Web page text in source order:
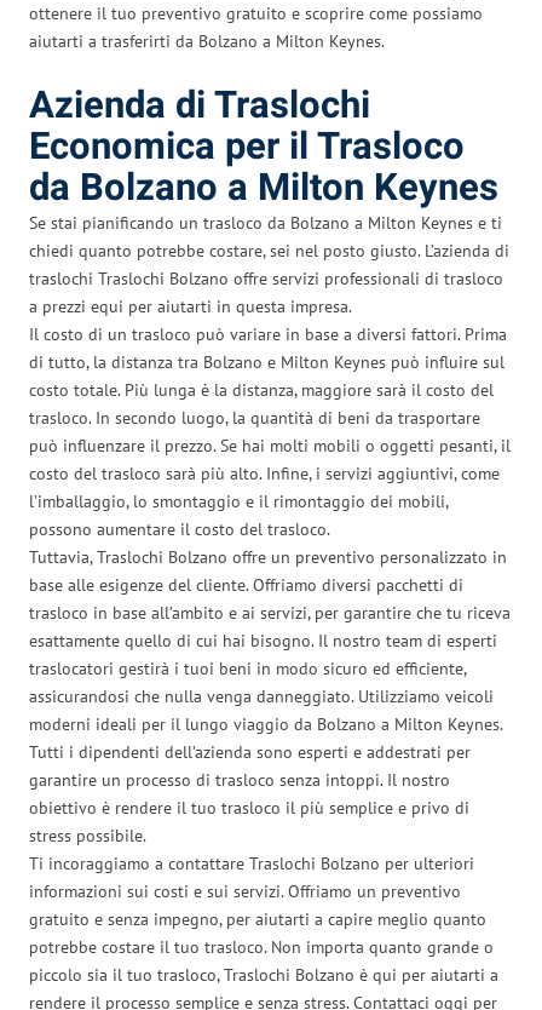
ottenere il tuo preventivo gratuito e scoprire come possiamo
aiutarti a trasferirti da Bolzano a Milton Keynes.
Azienda di Traslochi
Economica per il Trasloco
da Bolzano a Milton Keynes
Se stai pianificando un trasloco da Bolzano a Milton Keynes e ti
chiedi quanto potrebbe costare, sei nel posto giusto. L’azienda di
traslochi Traslochi Bolzano offre servizi professionali di trasloco
a prezzi equi per aiutarti in questa impresa.
Il costo di un trasloco può variare in base a diversi fattori. Prima
di tutto, la distanza tra Bolzano e Milton Keynes può influire sul
costo totale. Più lunga è la distanza, maggiore sarà il costo del
trasloco. In secondo luogo, la quantità di beni da trasportare
può influenzare il prezzo. Se hai molti mobili o oggetti pesanti, il
costo del trasloco sarà più alto. Infine, i servizi aggiuntivi, come
l’imballaggio, lo smontaggio e il rimontaggio dei mobili,
possono aumentare il costo del trasloco.
Tuttavia, Traslochi Bolzano offre un preventivo personalizzato in
base alle esigenze del cliente. Offriamo diversi pacchetti di
trasloco in base all’ambito e ai servizi, per garantire che tu riceva
esattamente quello di cui hai bisogno. Il nostro team di esperti
traslocatori gestirà i tuoi beni in modo sicuro ed efficiente,
assicurandosi che nulla venga danneggiato. Utilizziamo veicoli
moderni ideali per il lungo viaggio da Bolzano a Milton Keynes.
Tutti i dipendenti dell’azienda sono esperti e addestrati per
garantire un processo di trasloco senza intoppi. Il nostro
obiettivo è rendere il tuo trasloco il più semplice e privo di
stress possibile.
Ti incoraggiamo a contattare Traslochi Bolzano per ulteriori
informazioni sui costi e sui servizi. Offriamo un preventivo
gratuito e senza impegno, per aiutarti a capire meglio quanto
potrebbe costare il tuo trasloco. Non importa quanto grande o
piccolo sia il tuo trasloco, Traslochi Bolzano è qui per aiutarti a
rendere il processo semplice e senza stress. Contattaci oggi per